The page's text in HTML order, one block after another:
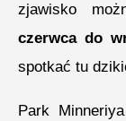
zjawisko
czerwca do
spotkać tu
Park